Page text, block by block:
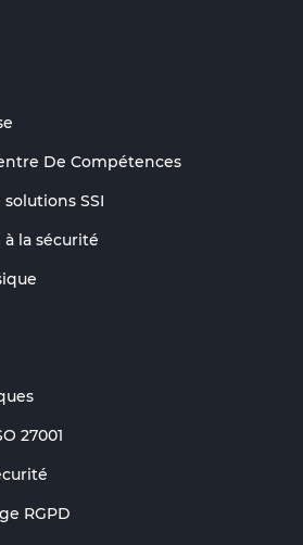
De Compétences
SSI
la sécurité
27001
RGPD